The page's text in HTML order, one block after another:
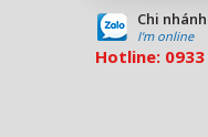
Chi
I'm online
Hotline: 0933